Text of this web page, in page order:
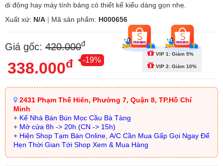
di động hay máy tính bảng có thiết kế kiểu dáng gọn nhẹ.
Xuất xứ: N/A | Mã sản phẩm: H000656
Giá gốc: 420.000đ
338.000đ -19%
VIP 1: Giảm 5%
VIP 2: Giảm 10%
2431 Phạm Thế Hiển, Phường 7, Quận 8, TP.Hồ Chí
Minh
+ Kế Nhà Bán Bún Mọc Cầu Bà Tàng
+ Mở cửa 8h -> 20h (CN -> 15h)
+ Hiện Shop Tạm Bán Online, A/C Cần Mua Gấp Gọi Ngay Để
Hẹn Thời Gian Tới Shop Xem & Mua Hàng